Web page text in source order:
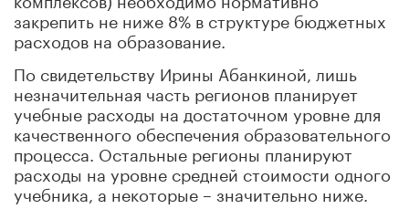
закрепить не ниже 8% в структуре бюджетных
расходов на образование.
По свидетельству Ирины Абанкиной, лишь
незначительная часть регионов планирует
учебные расходы на достаточном уровне для
качественного обеспечения образовательного
процесса. Остальные регионы планируют
расходы на уровне средней стоимости одного
учебника, а некоторые – значительно ниже.